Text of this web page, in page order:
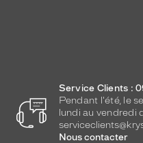
Service Clients :
Pendant l'été, le
lundi au vendredi
Nous contacter